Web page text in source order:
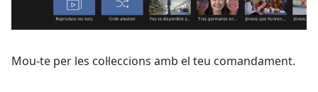
Mou-te per les col·leccions amb el teu comandament.